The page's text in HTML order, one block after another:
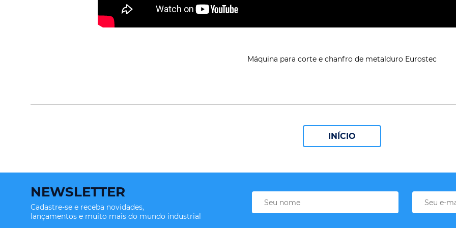
Máquina para corte e chanfro de metalduro Eurostec
INÍCIO
NEWSLETTER
Cadastre-se e receba novidades,
lançamentos e muito mais do mundo industrial